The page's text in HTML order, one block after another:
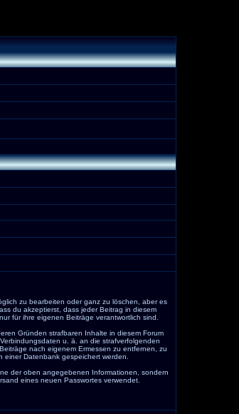
zu bearbeiten oder ganz zu löschen, aber es
du akzeptierst, dass jeder Beitrag in diesem
für ihre eigenen Beiträge verantwortlich sind.
Gründen strafbaren Inhalte in diesem Forum
u. ä. an die strafverfolgenden
nach eigenem Ermessen zu entfernen, zu
Datenbank gespeichert werden.
der oben angegebenen Informationen, sondern
eines neuen Passwortes verwendet.